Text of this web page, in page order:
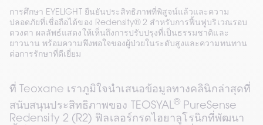
การศึกษา EYELIGHT ยืนยันประสิทธิภาพที่พิสูจน์แล้วและความ
ปลอดภัยที่เชื่อถือได้ของ Redensity® 2 สำหรับการฟื้นฟูบริเวณรอบ
ดวงตา ผลลัพธ์แสดงให้เห็นถึงการปรับปรุงที่เป็นธรรมชาติและ
ยาวนาน พร้อมความพึงพอใจของผู้ป่วยในระดับสูงและความทนทาน
ต่อการรักษาที่ดีเยี่ยม
ที่ Teoxane เราภูมิใจนำเสนอข้อมูลทางคลินิกล่าสุดที่
สนับสนุนประสิทธิภาพของ TEOSYAL® PureSense
Redensity 2 (R2) ฟิลเลอร์กรดไฮยาลูโรนิกที่พัฒนา